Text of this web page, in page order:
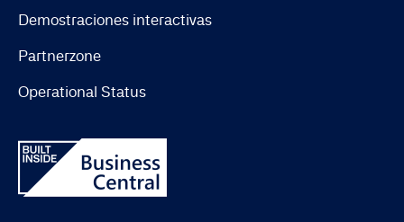
Demostraciones interactivas
Partnerzone
Operational Status